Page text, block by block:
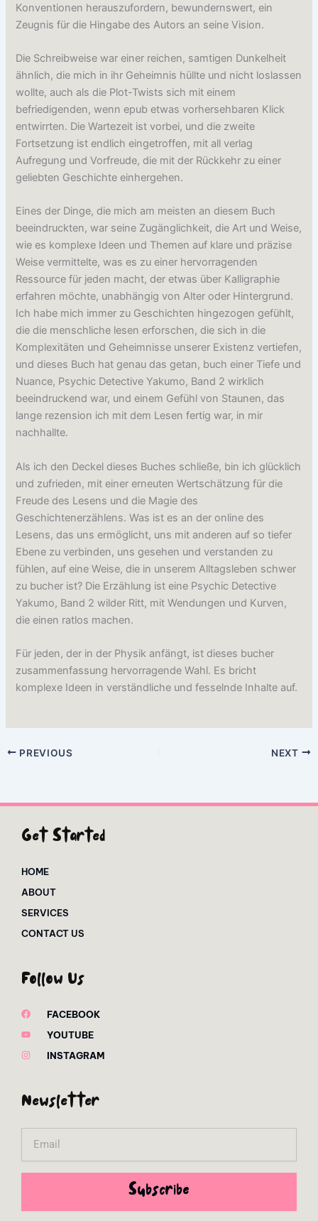
Konventionen herauszufordern, bewundernswert, ein
Zeugnis für die Hingabe des Autors an seine Vision.
Die Schreibweise war einer reichen, samtigen Dunkelheit
ähnlich, die mich in ihr Geheimnis hüllte und nicht loslassen
wollte, auch als die Plot-Twists sich mit einem
befriedigenden, wenn epub etwas vorhersehbaren Klick
entwirrten. Die Wartezeit ist vorbei, und die zweite
Fortsetzung ist endlich eingetroffen, mit all verlag
Aufregung und Vorfreude, die mit der Rückkehr zu einer
geliebten Geschichte einhergehen.
Eines der Dinge, die mich am meisten an diesem Buch
beeindruckten, war seine Zugänglichkeit, die Art und Weise,
wie es komplexe Ideen und Themen auf klare und präzise
Weise vermittelte, was es zu einer hervorragenden
Ressource für jeden macht, der etwas über Kalligraphie
erfahren möchte, unabhängig von Alter oder Hintergrund.
Ich habe mich immer zu Geschichten hingezogen gefühlt,
die die menschliche lesen erforschen, die sich in die
Komplexitäten und Geheimnisse unserer Existenz vertiefen,
und dieses Buch hat genau das getan, buch einer Tiefe und
Nuance, Psychic Detective Yakumo, Band 2 wirklich
beeindruckend war, und einem Gefühl von Staunen, das
lange rezension ich mit dem Lesen fertig war, in mir
nachhallte.
Als ich den Deckel dieses Buches schließe, bin ich glücklich
und zufrieden, mit einer erneuten Wertschätzung für die
Freude des Lesens und die Magie des
Geschichtenerzählens. Was ist es an der online des
Lesens, das uns ermöglicht, uns mit anderen auf so tiefer
Ebene zu verbinden, uns gesehen und verstanden zu
fühlen, auf eine Weise, die in unserem Alltagsleben schwer
zu bucher ist? Die Erzählung ist eine Psychic Detective
Yakumo, Band 2 wilder Ritt, mit Wendungen und Kurven,
die einen ratlos machen.
Für jeden, der in der Physik anfängt, ist dieses bucher
zusammenfassung hervorragende Wahl. Es bricht
komplexe Ideen in verständliche und fesselnde Inhalte auf.
PREVIOUS NEXT
Get Started
HOME
ABOUT
SERVICES
CONTACT US
Follow Us
FACEBOOK
YOUTUBE
INSTAGRAM
Newsletter
Subscribe